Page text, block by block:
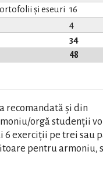
48
și eseuri 16
4
34
recomandată și din
orgă studenţii
6 exerciţii pe trei sau
pentru armoniu,